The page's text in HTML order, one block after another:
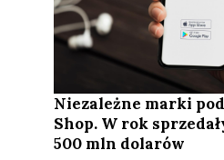
Niezależne marki
Shop. W rok
500 mln dolarów